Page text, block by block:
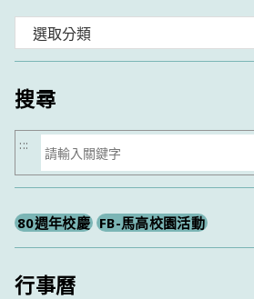
類
搜尋
搜
尋
:::
80週年校慶 FB-馬高校園活動
行事曆